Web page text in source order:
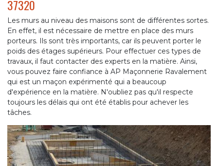
37320
Les murs au niveau des maisons sont de différentes sortes.
En effet, il est nécessaire de mettre en place des murs
porteurs. Ils sont très importants, car ils peuvent porter le
poids des étages supérieurs. Pour effectuer ces types de
travaux, il faut contacter des experts en la matière. Ainsi,
vous pouvez faire confiance à AP Maçonnerie Ravalement
qui est un maçon expérimenté qui a beaucoup
d'expérience en la matière. N'oubliez pas qu'il respecte
toujours les délais qui ont été établis pour achever les
tâches.